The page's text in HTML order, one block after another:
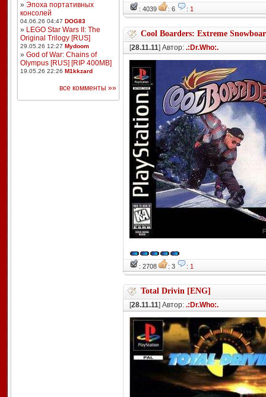
» Эпоха портативных
консолей
04.06.26 04:47 DOG83
» LEGO Star Wars II: The
Original Trilogy [RUS]
29.05.26 12:27 Mydoom
» God of War: Chains of
Olympus [RUS] [RIP 400MB]
19.05.26 22:26 M1kkzard
все комменты »»
: 4039 : 6 : 1
Cool Boarders: Extreme
[28.11.11] Автор: .:Dr.Who:.
: 2708 : 3 : 1
Total Drivin [ENG]
[28.11.11] Автор: .:Dr.Who:.